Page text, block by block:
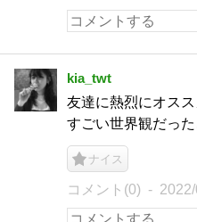
kia_twt
友達に熱烈にオス
すごい世界観だった
ナイス
コメント(0) 2022/